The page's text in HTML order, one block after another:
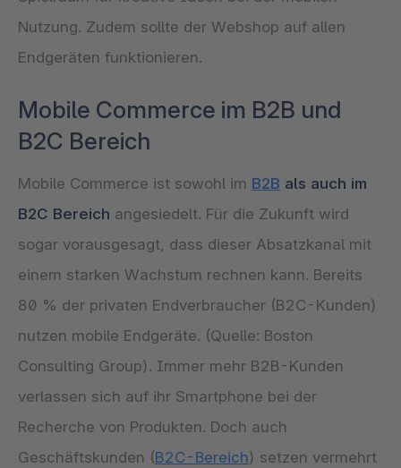
Nutzung. Zudem sollte der Webshop auf allen
Endgeräten funktionieren.
Mobile Commerce im B2B und
B2C Bereich
Mobile Commerce ist sowohl im B2B als auch im
B2C Bereich angesiedelt. Für die Zukunft wird
sogar vorausgesagt, dass dieser Absatzkanal mit
einem starken Wachstum rechnen kann. Bereits
80 % der privaten Endverbraucher (B2C-Kunden)
nutzen mobile Endgeräte. (Quelle: Boston
Consulting Group). Immer mehr B2B-Kunden
verlassen sich auf ihr Smartphone bei der
Recherche von Produkten. Doch auch
Geschäftskunden (B2C-Bereich) setzen vermehrt